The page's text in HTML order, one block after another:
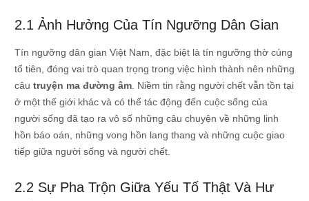
2.1 Ảnh Hưởng Của Tín Ngưỡng Dân Gian
Tín ngưỡng dân gian Việt Nam, đặc biệt là tín ngưỡng thờ cúng
tổ tiên, đóng vai trò quan trọng trong việc hình thành nên những
câu truyện ma đường âm. Niềm tin rằng người chết vẫn tồn tại
ở một thế giới khác và có thể tác động đến cuộc sống của
người sống đã tạo ra vô số những câu chuyện về những linh
hồn báo oán, những vong hồn lang thang và những cuộc giao
tiếp giữa người sống và người chết.
2.2 Sự Pha Trộn Giữa Yếu Tố Thật Và Hư